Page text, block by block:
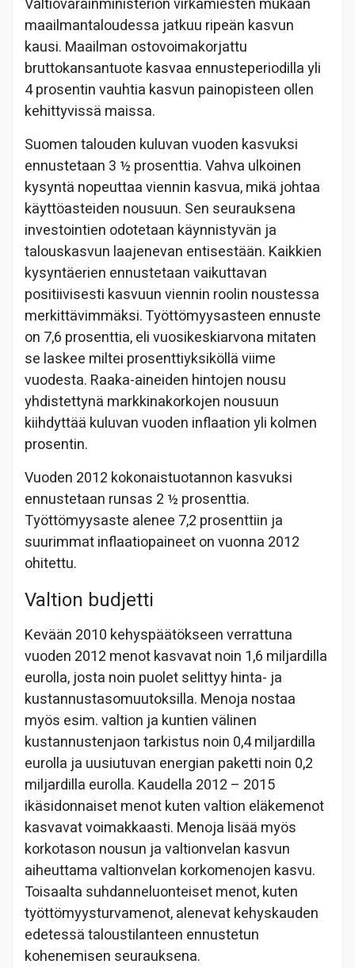
Valtiovarainministeriön virkamiesten mukaan
maailmantaloudessa jatkuu ripeän kasvun
kausi. Maailman ostovoimakorjattu
bruttokansantuote kasvaa ennusteperiodilla yli
4 prosentin vauhtia kasvun painopisteen ollen
kehittyvissä maissa.
Suomen talouden kuluvan vuoden kasvuksi
ennustetaan 3 ½ prosenttia. Vahva ulkoinen
kysyntä nopeuttaa viennin kasvua, mikä johtaa
käyttöasteiden nousuun. Sen seurauksena
investointien odotetaan käynnistyvän ja
talouskasvun laajenevan entisestään. Kaikkien
kysyntäerien ennustetaan vaikuttavan
positiivisesti kasvuun viennin roolin noustessa
merkittävimmäksi. Työttömyysasteen ennuste
on 7,6 prosenttia, eli vuosikeskiarvona mitaten
se laskee miltei prosenttiyksiköllä viime
vuodesta. Raaka-aineiden hintojen nousu
yhdistettynä markkinakorkojen nousuun
kiihdyttää kuluvan vuoden inflaation yli kolmen
prosentin.
Vuoden 2012 kokonaistuotannon kasvuksi
ennustetaan runsas 2 ½ prosenttia.
Työttömyysaste alenee 7,2 prosenttiin ja
suurimmat inflaatiopaineet on vuonna 2012
ohitettu.
Valtion budjetti
Kevään 2010 kehyspäätökseen verrattuna
vuoden 2012 menot kasvavat noin 1,6 miljardilla
eurolla, josta noin puolet selittyy hinta- ja
kustannustasomuutoksilla. Menoja nostaa
myös esim. valtion ja kuntien välinen
kustannustenjaon tarkistus noin 0,4 miljardilla
eurolla ja uusiutuvan energian paketti noin 0,2
miljardilla eurolla. Kaudella 2012 – 2015
ikäsidonnaiset menot kuten valtion eläkemenot
kasvavat voimakkaasti. Menoja lisää myös
korkotason nousun ja valtionvelan kasvun
aiheuttama valtionvelan korkomenojen kasvu.
Toisaalta suhdanneluonteiset menot, kuten
työttömyysturvamenot, alenevat kehyskauden
edetessä taloustilanteen ennustetun
kohenemisen seurauksena.